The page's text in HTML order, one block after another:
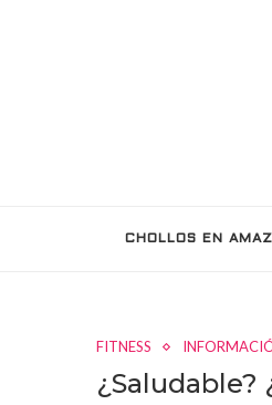
CHOLLOS EN
FITNESS
¿Saludable?